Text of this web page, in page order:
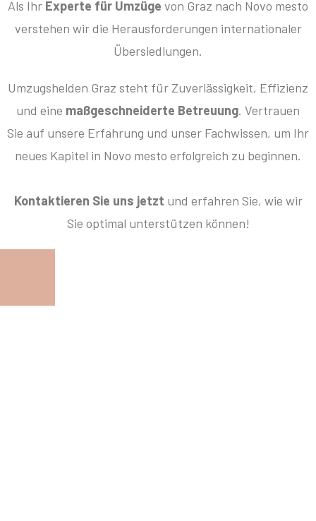
Als Ihr Experte für Umzüge von Graz nach Novo mesto
verstehen wir die Herausforderungen internationaler
Übersiedlungen.
Umzugshelden Graz steht für Zuverlässigkeit, Effizienz
und eine maßgeschneiderte Betreuung. Vertrauen
Sie auf unsere Erfahrung und unser Fachwissen, um Ihr
neues Kapitel in Novo mesto erfolgreich zu beginnen.
Kontaktieren Sie uns jetzt und erfahren Sie, wie wir
Sie optimal unterstützen können!